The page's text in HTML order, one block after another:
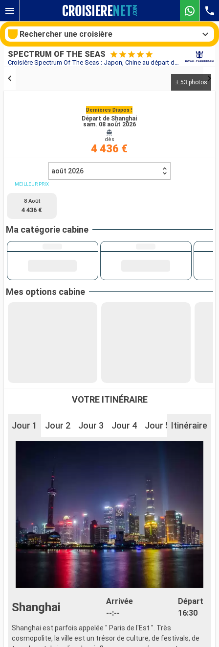
Croisière Spectrum Of The Seas : Japon, Chine au départ de Shanghai
SPECTRUM OF THE SEAS
+ 53 photos
Dernières Dispos !
Départ de Shanghai
sam. 08 août 2026
dès
4 436 €
août 2026
MEILLEUR PRIX
8 Août
4 436 €
Ma catégorie cabine
Mes options cabine
VOTRE ITINÉRAIRE
Jour 1 Jour 2 Jour 3 Jour 4 Jour 5 Jour 6
Itinéraire
Shanghai
Arrivée
--:--
Départ
16:30
Shanghai est parfois appelée " Paris de l'Est ". Très
cosmopolite, la ville est un trésor de culture, de festivals, de
Rechercher une croisière